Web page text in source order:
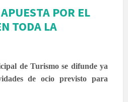
POR EL
TODA LA
de Turismo se difunde ya
de ocio previsto para